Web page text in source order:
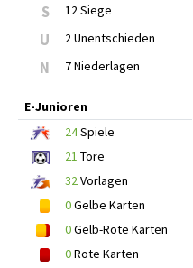
S 12 Siege
U 2 Unentschieden
N 7 Niederlagen
E-Junioren
24Spiele
21 Tore
32Vorlagen
0Gelbe Karten
0Gelb-Rote Karten
0Rote Karten